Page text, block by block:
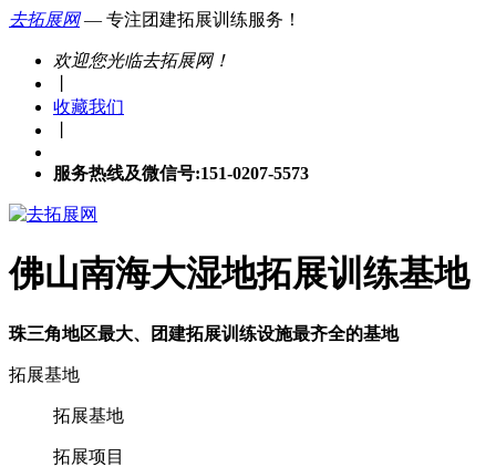
去拓展网— 专注团建拓展训练服务！
欢迎您光临去拓展网！
收藏我们
服务热线及微信号:151-0207-5573
佛山南海大湿地拓展训练基地
珠三角地区最大、团建拓展训练设施最齐全的基地
拓展基地
拓展基地
拓展项目